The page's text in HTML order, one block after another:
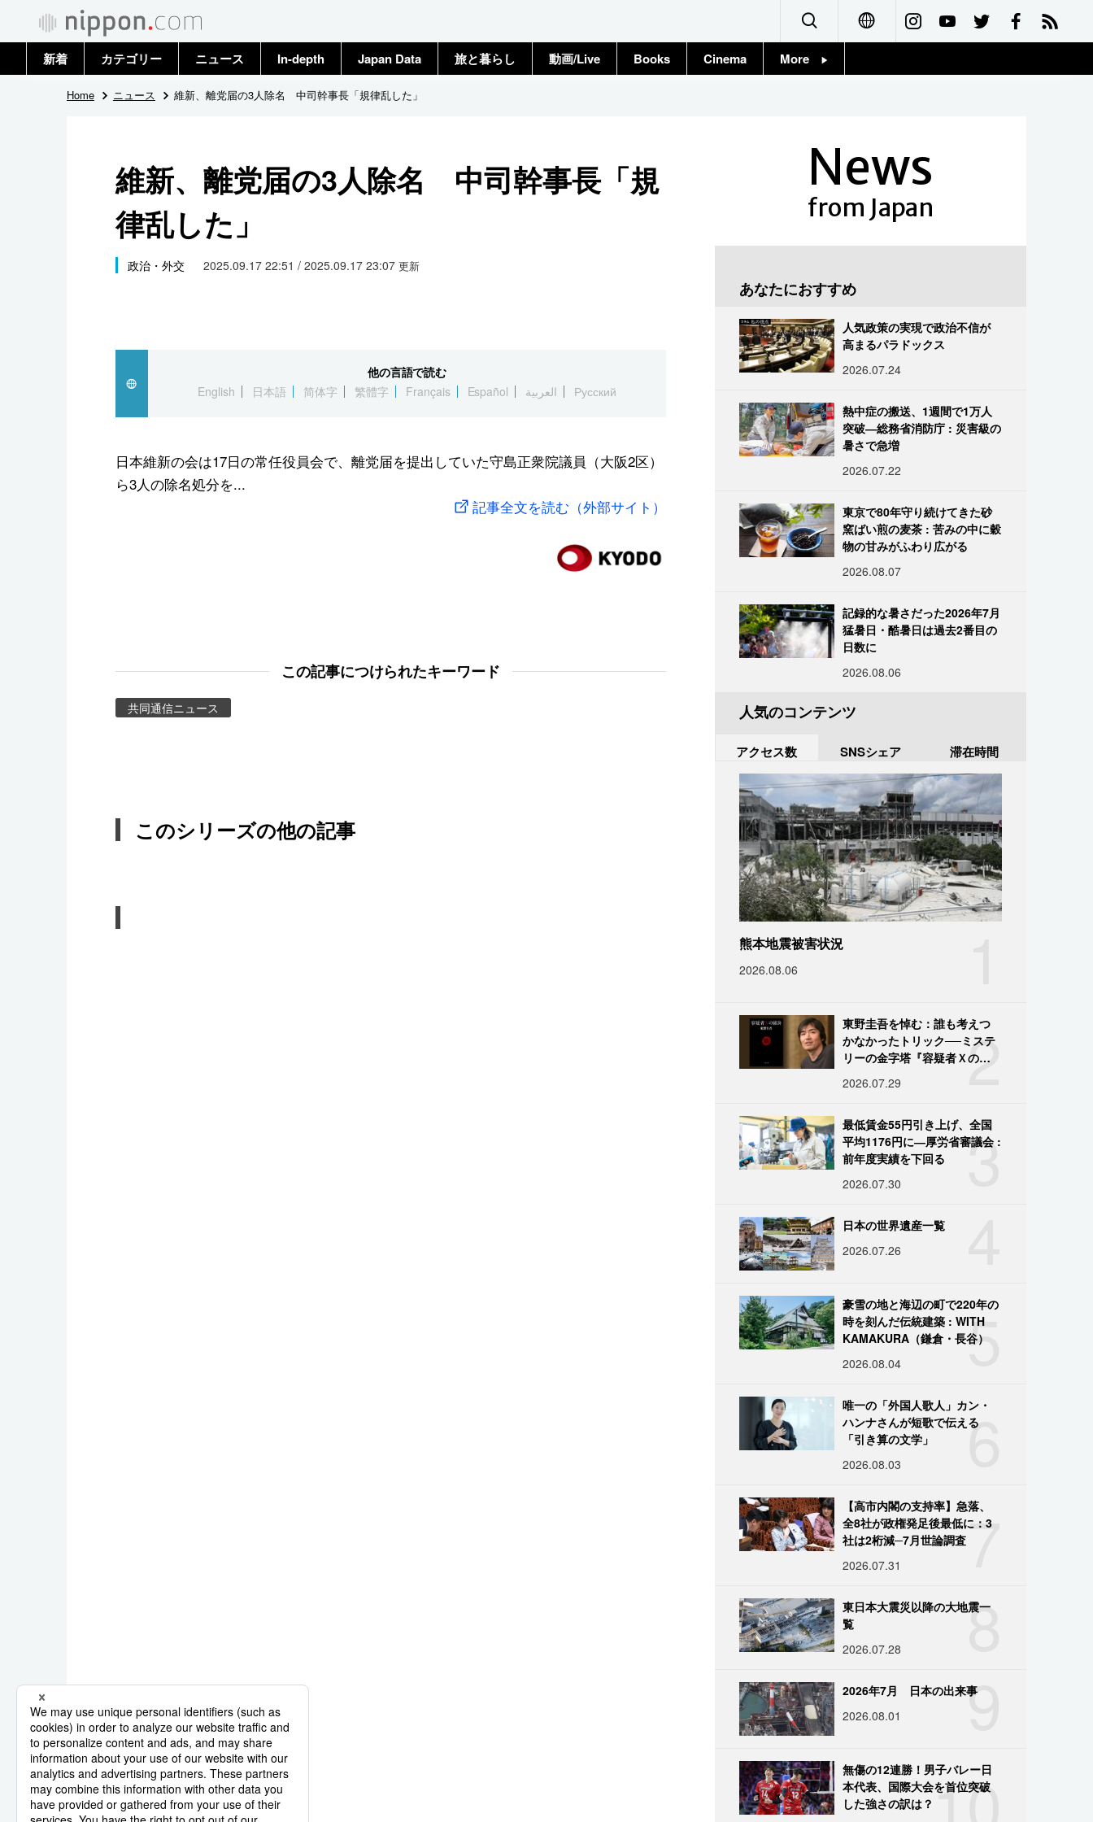
Français
新着 カテゴリー
政治・外交
国際
社会
文化
スポーツ・東京2020
ニュース
トップ
In-depth Japan Data 旅と暮らし 動画/Live Books Cinema More
Home ニュース 維新、離党届の3人除名 中司幹事長「規律乱した」
維新、離党届の3人除名 中司幹事長「規
律乱した」
政治・外交 2025.09.17 22:51 / 2025.09.17 23:07 更新
他の言語で読む
English
日本語 简体字 繁體字 Français Español العربية Русский
日本維新の会は17日の常任役員会で、離党届を提出していた守島正衆院議員（大阪2区）
ら3人の除名処分を...
記事全文を読む（外部サイト）
この記事につけられたキーワード
共同通信ニュース
このシリーズの他の記事
News
from Japan
あなたにおすすめ
人気政策の実現で政治不信が
高まるパラドックス
2026.07.24
熱中症の搬送、1週間で1万人
突破―総務省消防庁 : 災害級の
暑さで急増
2026.07.22
東京で80年守り続けてきた砂
窯ばい煎の麦茶 : 苦みの中に穀
物の甘みがふわり広がる
2026.08.07
記録的な暑さだった2026年7月
猛暑日・酷暑日は過去2番目の
日数に
2026.08.06
人気のコンテンツ
アクセス数 SNSシェア 滞在時間
熊本地震被害状況
2026.08.06
2
東野圭吾を悼む：誰も考えつ
かなかったトリック──ミステ
リーの金字塔『容疑者Ｘの献
2026.07.29
3
最低賃金55円引き上げ、全国
平均1176円に―厚労省審議会 :
前年度実績を下回る
2026.07.30
日本の世界遺産一覧
2026.07.26
5
豪雪の地と海辺の町で220年の
時を刻んだ伝統建築 : WITH
KAMAKURA（鎌倉・長谷）
2026.08.04
6
唯一の「外国人歌人」カン・
ハンナさんが短歌で伝える
「引き算の文学」
2026.08.03
7
【高市内閣の支持率】急落、
全8社が政権発足後最低に：3
社は2桁減─7月世論調査
2026.07.31
8
東日本大震災以降の大地震一
覧
2026.07.28
9
2026年7月 日本の出来事
2026.08.01
10
無傷の12連勝！男子バレー日
本代表、国際大会を首位突破
した強さの訳は？